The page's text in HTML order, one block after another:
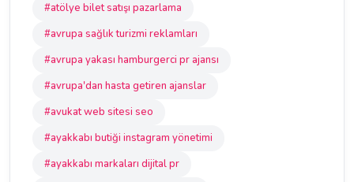
#atölye bilet satışı pazarlama
#avrupa sağlık turizmi reklamları
#avrupa yakası hamburgerci pr ajansı
#avrupa'dan hasta getiren ajanslar
#avukat web sitesi seo
#ayakkabı butiği instagram yönetimi
#ayakkabı markaları dijital pr